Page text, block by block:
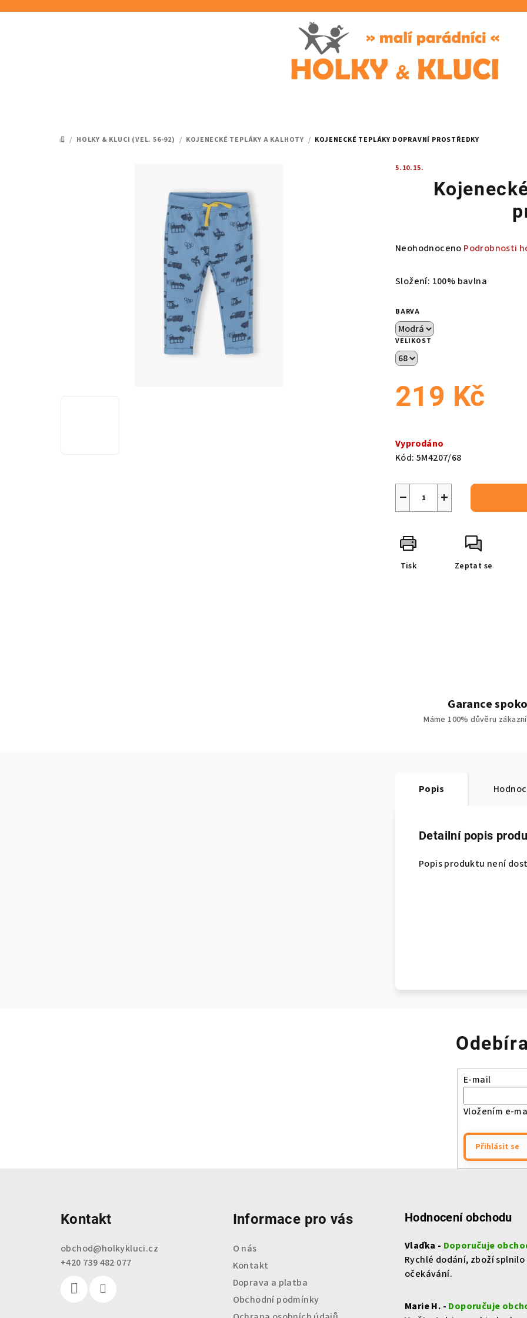
DOMŮ
/ HOLKY & KLUCI (VEL. 56-92) / KOJENECKÉ TEPLÁKY A KALHOTY / KOJENECKÉ TEPLÁKY DOPRAVNÍ PROSTŘEDKY
5.10.15.
Průměrné
produktu
z
5
hvězdiček.
Neohodnoceno Podrobnosti
Složení: 100% bavlna
BARVA
VELIKOST
219 Kč
cena:
Vyprodáno
Kód: 5M4207/68
+
−
Tisk Zeptat se
Garance
Máme 100% důvěru
Popis
Detailní popis
Popis produktu není
E-mail
Vložením e-
Přihlásit se
Kontakt
obchod@holkykluci.cz
+420 739 482 077
Informace pro vás
O nás
Kontakt
Doprava a platba
Obchodní podmínky
Hodnocení obchodu
Vlaďka - Doporučuje
Rychlé dodání, zboží splnilo
očekávání.
Marie H. - Doporučuje